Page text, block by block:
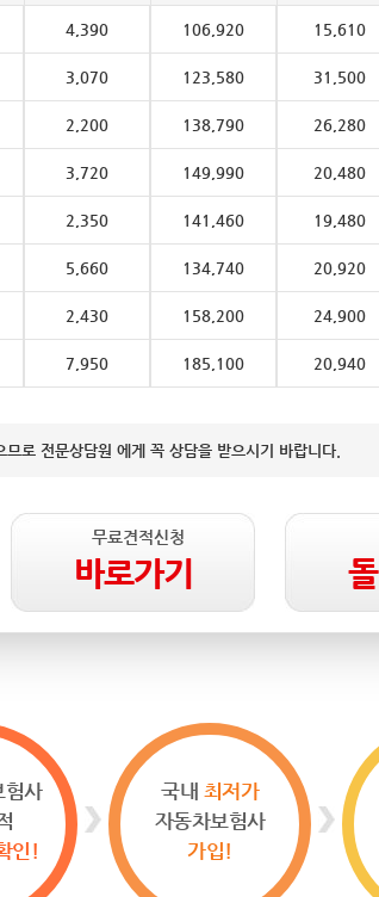
4,390 106,920 15,610
3,070 123,580 31,500
2,200 138,790 26,280
3,720 149,990 20,480
2,350 141,460 19,480
5,660 134,740 20,920
2,430 158,200 24,900
7,950 185,100 20,940
로 전문상담원 에게 꼭 상담을 받으시기 바랍니다.
무료견적신청
바로가기
험사
인!
국내 최저가
자동차보험사
가입!